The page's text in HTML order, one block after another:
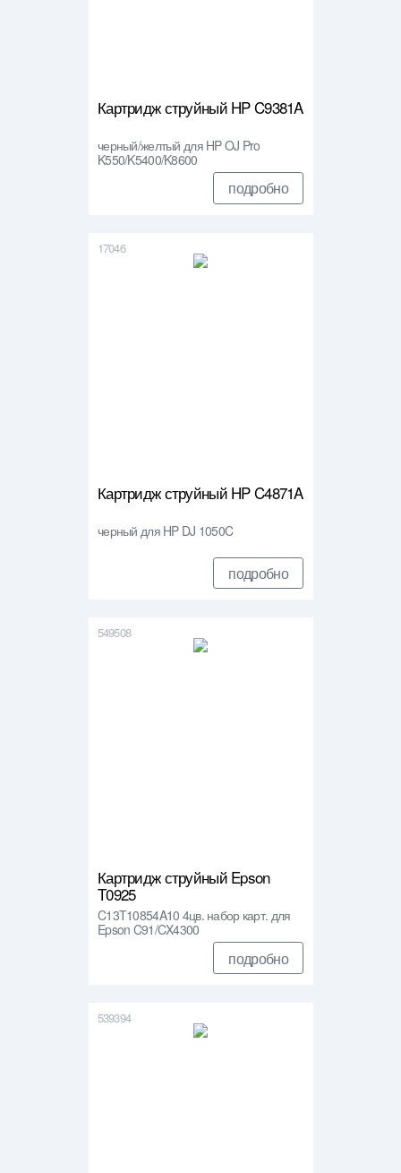
Картридж струйный HP C9381A
черный/желтый для HP OJ Pro
K550/K5400/K8600
подробно
17046
Картридж струйный HP C4871A
черный для HP DJ 1050C
подробно
549508
Картридж струйный Epson
T0925
C13T10854A10 4цв. набор карт. для
Epson C91/CX4300
подробно
539394